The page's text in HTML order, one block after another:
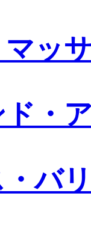
ッ
・
バ